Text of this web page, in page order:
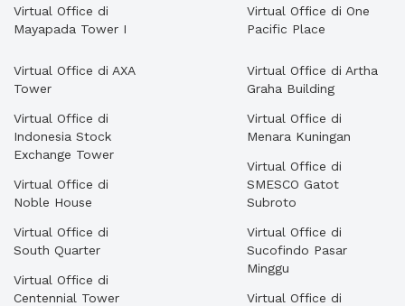
Virtual Office di
Mayapada Tower I
Virtual Office di One
Pacific Place
Virtual Office di AXA
Tower
Virtual Office di
Indonesia Stock
Exchange Tower
Virtual Office di
Noble House
Virtual Office di
South Quarter
Virtual Office di
Centennial Tower
Virtual Office di Artha
Graha Building
Virtual Office di
Menara Kuningan
Virtual Office di
SMESCO Gatot
Subroto
Virtual Office di
Sucofindo Pasar
Minggu
Virtual Office di